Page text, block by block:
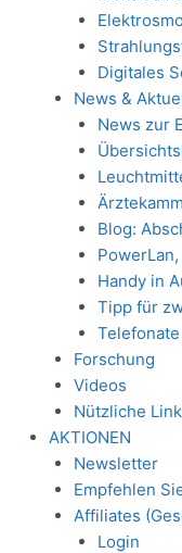
Digitales
News &
News zur
Blog:
Handy in
Tipp für
Forschung
Videos
Nützliche
AKTIONEN
Newsletter
Empfehlen
Affiliates
Login